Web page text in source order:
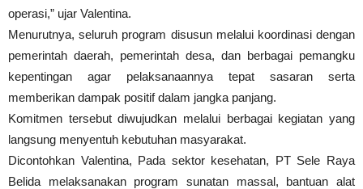
operasi,” ujar Valentina.
Menurutnya, seluruh program disusun melalui koordinasi dengan
pemerintah daerah, pemerintah desa, dan berbagai pemangku
kepentingan agar pelaksanaannya tepat sasaran serta
memberikan dampak positif dalam jangka panjang.
Komitmen tersebut diwujudkan melalui berbagai kegiatan yang
langsung menyentuh kebutuhan masyarakat.
Dicontohkan Valentina, Pada sektor kesehatan, PT Sele Raya
Belida melaksanakan program sunatan massal, bantuan alat